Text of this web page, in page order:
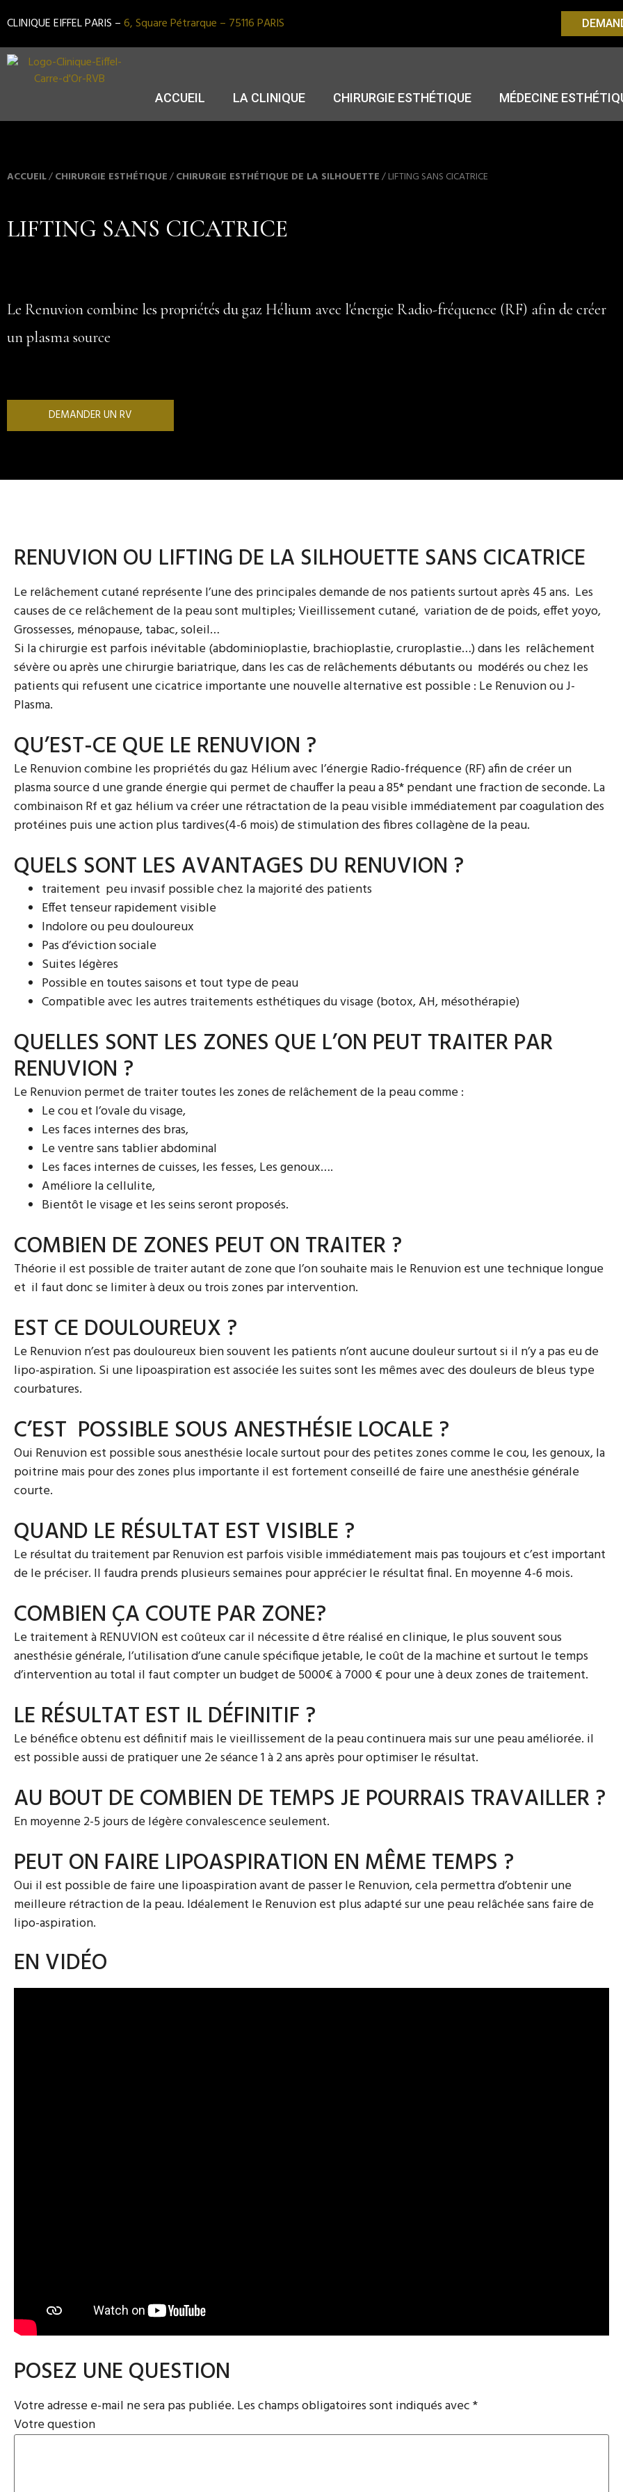
CLINIQUE EIFFEL PARIS –6, Square Pétrarque – 75116 PARIS
ACCUEIL LA CLINIQUE CHIRURGIE ESTHÉTIQUE MÉDECINE
ACCUEIL/CHIRURGIE ESTHÉTIQUE/CHIRURGIE ESTHÉTIQUE DE LA SILHOUETTE/LIFTING SANS CICATRICE
LIFTING SANS CICATRICE
Le Renuvion combine les propriétés du gaz Hélium avec l'énergie Radio-fréquence (RF) afin de créer
un plasma source
DEMANDER UN RV
RENUVION OU LIFTING DE LA SILHOUETTE SANS CICATRICE
Le relâchement cutané représente l’une des principales demande de nos patients surtout après 45 ans. Les
causes de ce relâchement de la peau sont multiples; Vieillissement cutané, variation de de poids, effet yoyo,
Grossesses, ménopause, tabac, soleil…
Si la chirurgie est parfois inévitable (abdominioplastie, brachioplastie, cruroplastie…) dans les relâchement
sévère ou après une chirurgie bariatrique, dans les cas de relâchements débutants ou modérés ou chez les
patients qui refusent une cicatrice importante une nouvelle alternative est possible : Le Renuvion ou J-
Plasma.
QU’EST-CE QUE LE RENUVION ?
Le Renuvion combine les propriétés du gaz Hélium avec l’énergie Radio-fréquence (RF) afin de créer un
plasma source d une grande énergie qui permet de chauffer la peau a 85* pendant une fraction de seconde. La
combinaison Rf et gaz hélium va créer une rétractation de la peau visible immédiatement par coagulation des
protéines puis une action plus tardives(4-6 mois) de stimulation des fibres collagène de la peau.
QUELS SONT LES AVANTAGES DU RENUVION ?
traitement peu invasif possible chez la majorité des patients
Effet tenseur rapidement visible
Indolore ou peu douloureux
Pas d’éviction sociale
Suites légères
Possible en toutes saisons et tout type de peau
Compatible avec les autres traitements esthétiques du visage (botox, AH, mésothérapie)
QUELLES SONT LES ZONES QUE L’ON PEUT TRAITER PAR
RENUVION ?
Le Renuvion permet de traiter toutes les zones de relâchement de la peau comme :
Le cou et l’ovale du visage,
Les faces internes des bras,
Le ventre sans tablier abdominal
Les faces internes de cuisses, les fesses, Les genoux….
Améliore la cellulite,
Bientôt le visage et les seins seront proposés.
COMBIEN DE ZONES PEUT ON TRAITER ?
Théorie il est possible de traiter autant de zone que l’on souhaite mais le Renuvion est une technique longue
et il faut donc se limiter à deux ou trois zones par intervention.
EST CE DOULOUREUX ?
Le Renuvion n’est pas douloureux bien souvent les patients n’ont aucune douleur surtout si il n’y a pas eu de
lipo-aspiration. Si une lipoaspiration est associée les suites sont les mêmes avec des douleurs de bleus type
courbatures.
C’EST POSSIBLE SOUS ANESTHÉSIE LOCALE ?
Oui Renuvion est possible sous anesthésie locale surtout pour des petites zones comme le cou, les genoux, la
poitrine mais pour des zones plus importante il est fortement conseillé de faire une anesthésie générale
courte.
QUAND LE RÉSULTAT EST VISIBLE ?
Le résultat du traitement par Renuvion est parfois visible immédiatement mais pas toujours et c’est important
de le préciser. Il faudra prends plusieurs semaines pour apprécier le résultat final. En moyenne 4-6 mois.
COMBIEN ÇA COUTE PAR ZONE?
Le traitement à RENUVION est coûteux car il nécessite d être réalisé en clinique, le plus souvent sous
anesthésie générale, l’utilisation d’une canule spécifique jetable, le coût de la machine et surtout le temps
d’intervention au total il faut compter un budget de 5000€ à 7000 € pour une à deux zones de traitement.
LE RÉSULTAT EST IL DÉFINITIF ?
Le bénéfice obtenu est définitif mais le vieillissement de la peau continuera mais sur une peau améliorée. il
est possible aussi de pratiquer une 2e séance 1 à 2 ans après pour optimiser le résultat.
AU BOUT DE COMBIEN DE TEMPS JE POURRAIS TRAVAILLER ?
En moyenne 2-5 jours de légère convalescence seulement.
PEUT ON FAIRE LIPOASPIRATION EN MÊME TEMPS ?
Oui il est possible de faire une lipoaspiration avant de passer le Renuvion, cela permettra d’obtenir une
meilleure rétraction de la peau. Idéalement le Renuvion est plus adapté sur une peau relâchée sans faire de
lipo-aspiration.
EN VIDÉO
POSEZ UNE QUESTION
Votre adresse e-mail ne sera pas publiée. Les champs obligatoires sont indiqués avec*
Votre question